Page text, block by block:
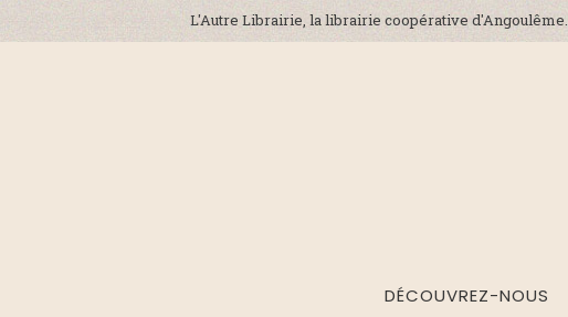
L'Autre Librairie, la librairie coopérative d'Angoulême.
DÉCOUVREZ-NOUS